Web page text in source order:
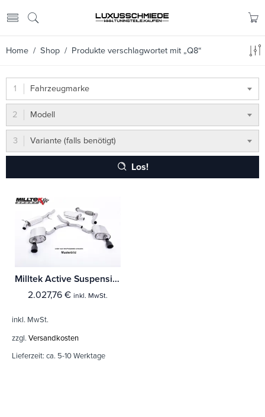
Home / Shop / Produkte verschlagwortet mit „Q8“
Fahrzeugmarke
Modell
Variante (falls benötigt)
Los!
Milltek Active Suspension Control Audi Q8 55 TDI Quattro
2.027,76 € inkl. MwSt.
inkl. MwSt.
zzgl. Versandkosten
Lieferzeit: ca. 5-10 Werktage